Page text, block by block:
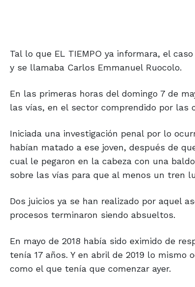
Tal lo que EL TIEMPO ya informara, el
y se llamaba Carlos Emmanuel Ruocolo.
En las primeras horas del domingo 7 de
las vías, en el sector comprendido por las
Iniciada una investigación penal por lo
habían matado a ese joven, después de
cual le pegaron en la cabeza con una
sobre las vías para que al menos un tren
Dos juicios ya se han realizado por aquel
procesos terminaron siendo absueltos.
En mayo de 2018 había sido eximido de
tenía 17 años. Y en abril de 2019 lo
como el que tenía que comenzar ayer.